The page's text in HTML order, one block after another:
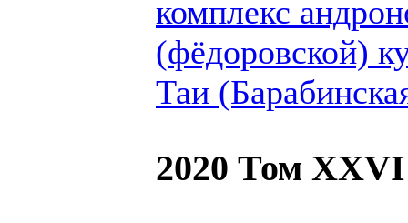
комплекс
(фёдоровской)
Таи
2020 Том XXVI